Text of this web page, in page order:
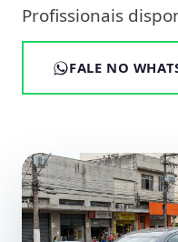
Profissionais
FALE NO